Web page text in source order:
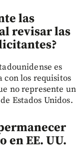
las
revisar las
es
los requisitos
no represente un
Estados Unidos.
EE. UU.